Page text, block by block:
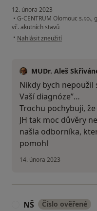
12. února 2023
• G-CENTRUM Olomouc s.r.o.,
vč. akutních stavů
• podle názoru uživatele J.H.
Nahlásit zneužití
MUDr. Aleš
Nikdy bych nepoužil
Vaší diagnóze”…
Trochu pochybuji,
JH tak moc důvěry
našla odborníka,
pomohl
14. února 2023
NŠ Číslo ověřené